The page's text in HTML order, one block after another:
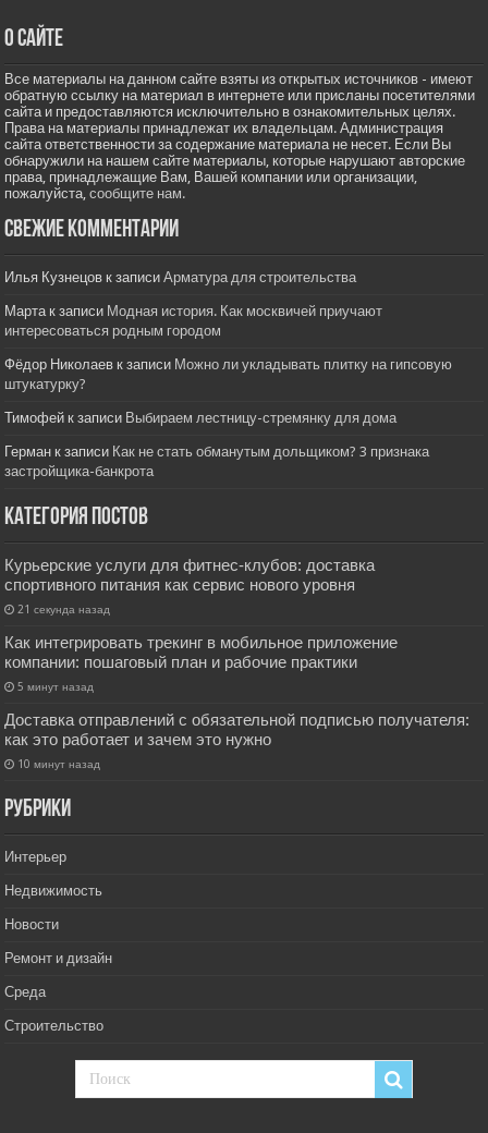
О сайте
Все материалы на данном сайте взяты из открытых источников - имеют
обратную ссылку на материал в интернете или присланы посетителями
сайта и предоставляются исключительно в ознакомительных целях.
Права на материалы принадлежат их владельцам. Администрация
сайта ответственности за содержание материала не несет. Если Вы
обнаружили на нашем сайте материалы, которые нарушают авторские
права, принадлежащие Вам, Вашей компании или организации,
пожалуйста,сообщите нам.
Свежие комментарии
Илья Кузнецов к записиАрматура для строительства
Мартак записи Модная история. Как москвичей приучают
интересоваться родным городом
Фёдор Николаев к записи Можно ли укладывать плитку на гипсовую
штукатурку?
Тимофей к записи Выбираем лестницу-стремянку для дома
Герман к записи Как не стать обманутым дольщиком? 3 признака
застройщика-банкрота
Категория постов
Курьерские услуги для фитнес‑клубов: доставка
спортивного питания как сервис нового уровня
21 секунда назад
Как интегрировать трекинг в мобильное приложение
компании: пошаговый план и рабочие практики
5 минут назад
Доставка отправлений с обязательной подписью получателя:
как это работает и зачем это нужно
10 минут назад
РУбрики
Интерьер
Недвижимость
Новости
Ремонт и дизайн
Среда
Строительство